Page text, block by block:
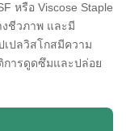
หรือ Viscose Staple
งชีวภาพ และมี
ปลวิสโกสมีความ
ารดูดซึมและปล่อย